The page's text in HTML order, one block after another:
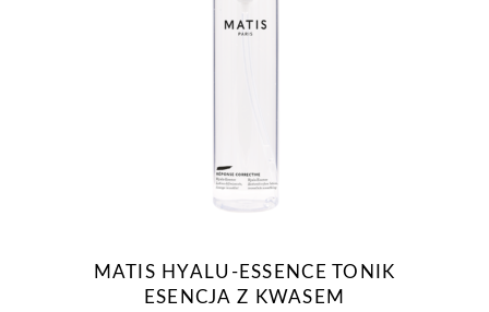
MATIS HYALU-ESSENCE TONIK
ESENCJA Z KWASEM